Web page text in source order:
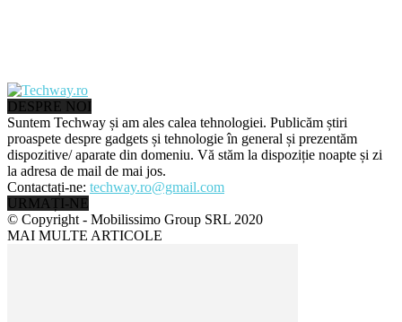
DESPRE NOI
Suntem Techway și am ales calea tehnologiei. Publicăm știri
proaspete despre gadgets și tehnologie în general și prezentăm
dispozitive/ aparate din domeniu. Vă stăm la dispoziție noapte și zi
la adresa de mail de mai jos.
Contactați-ne: techway.ro@gmail.com
URMAȚI-NE
© Copyright - Mobilissimo Group SRL 2020
MAI MULTE ARTICOLE